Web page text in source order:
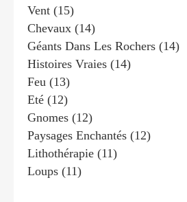
Vent (15)
Chevaux (14)
Géants Dans Les Rochers (14)
Histoires Vraies (14)
Feu (13)
Eté (12)
Gnomes (12)
Paysages Enchantés (12)
Lithothérapie (11)
Loups (11)